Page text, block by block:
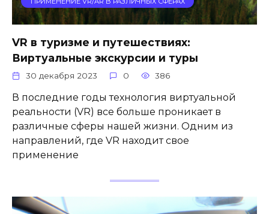
VR в туризме и путешествиях:
Виртуальные экскурсии и туры
30 декабря 2023 0 386
В последние годы технология виртуальной
реальности (VR) все больше проникает в
различные сферы нашей жизни. Одним из
направлений, где VR находит свое
применение